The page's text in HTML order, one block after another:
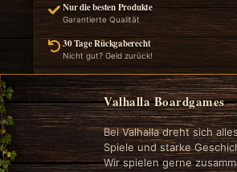
Nur die besten Produkte
Garantierte Qualität
30 Tage Rückgaberecht
Nicht gut? Geld zurück!
Valhalla Boardgames
Bei Valhalla dreht sich
Spiele und starke
Wir spielen gerne